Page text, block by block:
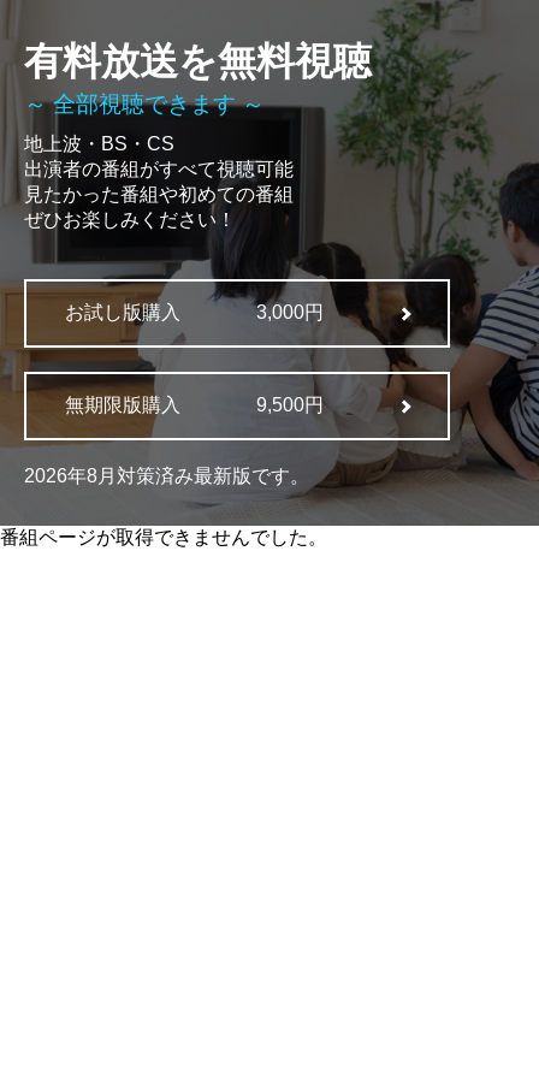
有料放送を無料視聴
～ 全部視聴できます ～
地上波・BS・CS
出演者の番組がすべて視聴可能
見たかった番組や初めての番組
ぜひお楽しみください！
お試し版購入 3,000円
無期限版購入 9,500円
2026年8月対策済み最新版です。
番組ページが取得できませんでした。